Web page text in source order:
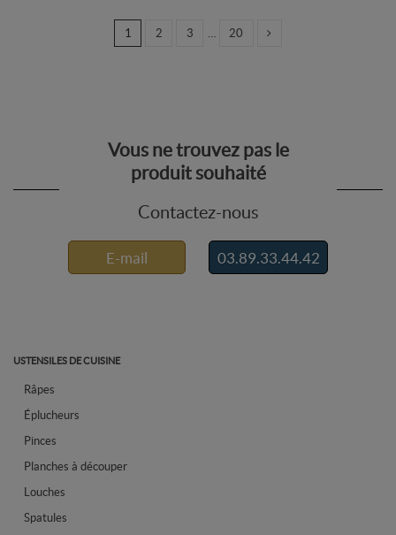
1 2 3 20
Vous ne trouvez pas le
produit souhaité
Contactez-nous
E-mail 03.89.33.44.42
USTENSILES DE CUISINE
Râpes
Éplucheurs
Pinces
Planches à découper
Louches
Spatules